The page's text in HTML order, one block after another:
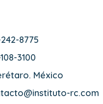
8775
3100
México
rc.com